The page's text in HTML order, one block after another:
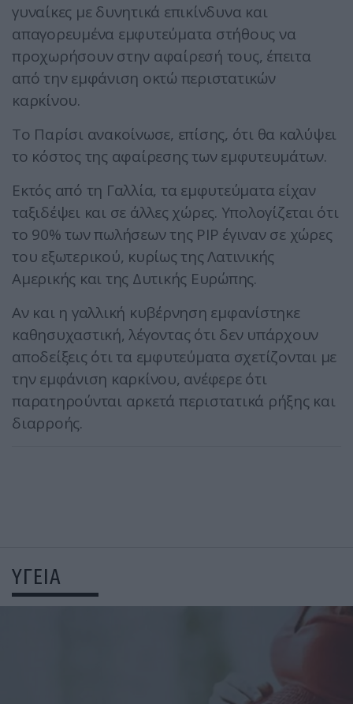
γυναίκες με δυνητικά επικίνδυνα και
απαγορευμένα εμφυτεύματα στήθους να
προχωρήσουν στην αφαίρεσή τους, έπειτα
από την εμφάνιση οκτώ περιστατικών
καρκίνου.
Το Παρίσι ανακοίνωσε, επίσης, ότι θα καλύψει
το κόστος της αφαίρεσης των εμφυτευμάτων.
Εκτός από τη Γαλλία, τα εμφυτεύματα είχαν
ταξιδέψει και σε άλλες χώρες. Υπολογίζεται ότι
το 90% των πωλήσεων της PIP έγιναν σε χώρες
του εξωτερικού, κυρίως της Λατινικής
Αμερικής και της Δυτικής Ευρώπης.
Αν και η γαλλική κυβέρνηση εμφανίστηκε
καθησυχαστική, λέγοντας ότι δεν υπάρχουν
αποδείξεις ότι τα εμφυτεύματα σχετίζονται με
την εμφάνιση καρκίνου, ανέφερε ότι
παρατηρούνται αρκετά περιστατικά ρήξης και
διαρροής.
ΥΓΕΙΑ